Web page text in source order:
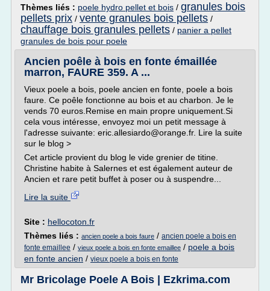
Thèmes liés : poele hydro pellet et bois / granules bois
pellets prix / vente granules bois pellets /
chauffage bois granules pellets / panier a pellet
granules de bois pour poele
Ancien poêle à bois en fonte émaillée
marron, FAURE 359. A ...
Vieux poele a bois, poele ancien en fonte, poele a bois
faure. Ce poêle fonctionne au bois et au charbon. Je le
vends 70 euros.Remise en main propre uniquement.Si
cela vous intéresse, envoyez moi un petit message à
l'adresse suivante: eric.allesiardo@orange.fr. Lire la suite
sur le blog >
Cet article provient du blog le vide grenier de titine.
Christine habite à Salernes et est également auteur de
Ancien et rare petit buffet à poser ou à suspendre...
Lire la suite
Site : hellocoton.fr
Thèmes liés : ancien poele a bois faure / ancien poele a bois en
fonte emaillee / vieux poele a bois en fonte emaillee / poele a bois
en fonte ancien / vieux poele a bois en fonte
Mr Bricolage Poele A Bois | Ezkrima.com